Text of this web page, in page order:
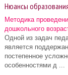
Нюансы
Методика
дошкольного
Одной из задач
является
постепенное
особенностями д ...